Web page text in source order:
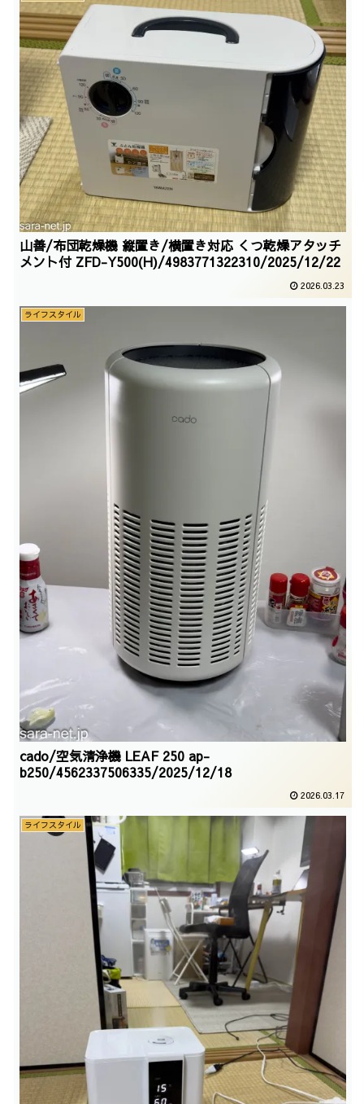
山善/布団乾燥機 縦置き/横置き対応 くつ乾燥アタッチ
メント付 ZFD-Y500(H)/4983771322310/2025/12/22
2026.03.23
ライフスタイル
cado/空気清浄機 LEAF 250 ap-
b250/4562337506335/2025/12/18
2026.03.17
ライフスタイル